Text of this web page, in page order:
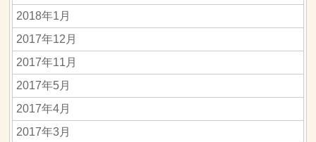
2018年1月
2017年12月
2017年11月
2017年5月
2017年4月
2017年3月